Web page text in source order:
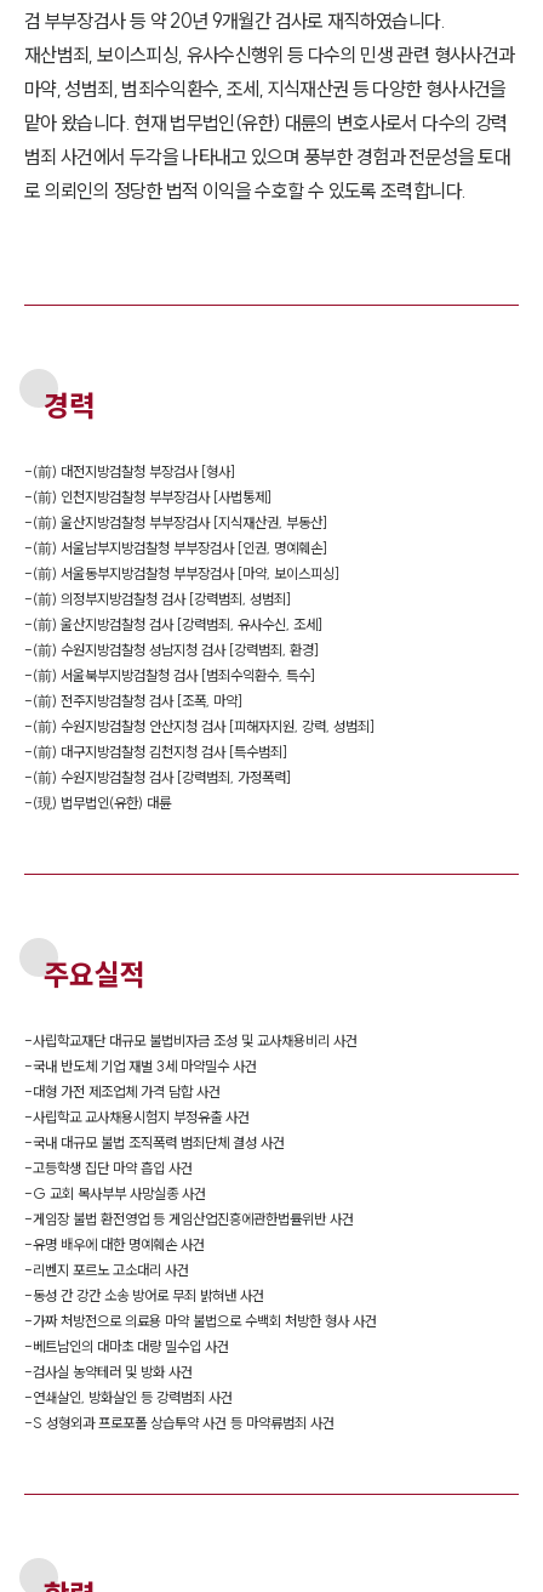
검 부부장검사 등 약 20년 9개월간 검사로 재직하였습니다.
재산범죄, 보이스피싱, 유사수신행위 등 다수의 민생 관련 형사사건과
마약, 성범죄, 범죄수익환수, 조세, 지식재산권 등 다양한 형사사건을
맡아 왔습니다. 현재 법무법인(유한) 대륜의 변호사로서 다수의 강력
범죄 사건에서 두각을 나타내고 있으며 풍부한 경험과 전문성을 토대
로 의뢰인의 정당한 법적 이익을 수호할 수 있도록 조력합니다.
경력
-(前) 대전지방검찰청 부장검사 [형사]
-(前) 인천지방검찰청 부부장검사 [사법통제]
-(前) 울산지방검찰청 부부장검사 [지식재산권, 부동산]
-(前) 서울남부지방검찰청 부부장검사 [인권, 명예훼손]
-(前) 서울동부지방검찰청 부부장검사 [마약, 보이스피싱]
-(前) 의정부지방검찰청 검사 [강력범죄, 성범죄]
-(前) 울산지방검찰청 검사 [강력범죄, 유사수신, 조세]
-(前) 수원지방검찰청 성남지청 검사 [강력범죄, 환경]
-(前) 서울북부지방검찰청 검사 [범죄수익환수, 특수]
-(前) 전주지방검찰청 검사 [조폭, 마약]
-(前) 수원지방검찰청 안산지청 검사 [피해자지원, 강력, 성범죄]
-(前) 대구지방검찰청 김천지청 검사 [특수범죄]
-(前) 수원지방검찰청 검사 [강력범죄, 가정폭력]
-(現) 법무법인(유한) 대륜
주요실적
-사립학교재단 대규모 불법비자금 조성 및 교사채용비리 사건
-국내 반도체 기업 재벌 3세 마약밀수 사건
-대형 가전 제조업체 가격 담합 사건
-사립학교 교사채용시험지 부정유출 사건
-국내 대규모 불법 조직폭력 범죄단체 결성 사건
-고등학생 집단 마약 흡입 사건
-G 교회 목사부부 사망실종 사건
-게임장 불법 환전영업 등 게임산업진흥에관한법률위반 사건
-유명 배우에 대한 명예훼손 사건
-리벤지 포르노 고소대리 사건
-동성 간 강간 소송 방어로 무죄 밝혀낸 사건
-가짜 처방전으로 의료용 마약 불법으로 수백회 처방한 형사 사건
-베트남인의 대마초 대량 밀수입 사건
-검사실 농약테러 및 방화 사건
-연쇄살인, 방화살인 등 강력범죄 사건
-S 성형외과 프로포폴 상습투약 사건 등 마약류범죄 사건